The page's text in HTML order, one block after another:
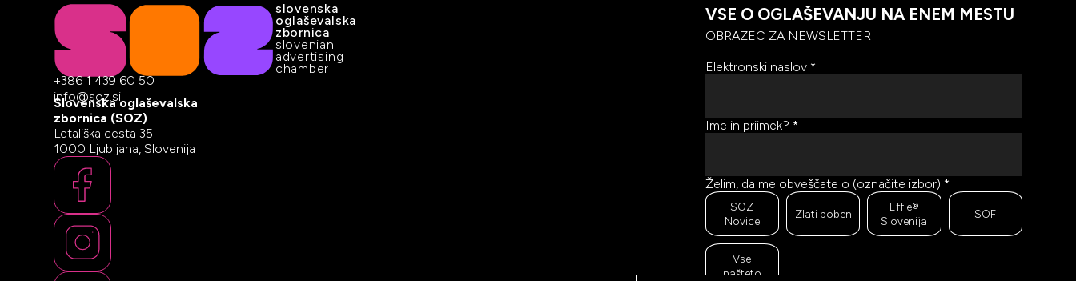
slovenska
oglaševalska
zbornica
slovenian
advertising
chamber
+386 1 439 60 50
info@soz.si
Slovenska oglaševalska
zbornica (SOZ)
Letališka cesta 35
1000 Ljubljana, Slovenija
VSE O OGLAŠEVANJU NA ENEM MESTU
OBRAZEC ZA NEWSLETTER
Elektronski naslov *
Ime in priimek? *
SOZ
Novice
Zlati boben
Effie®
Slovenija
SOF
Vse
našteto
Želim, da me obveščate o (označite izbor) *